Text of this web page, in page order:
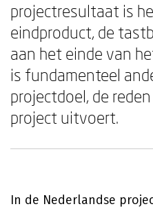
projectresultaat is
eindproduct, de
aan het einde van
is fundamenteel
projectdoel, de
project uitvoert.
In de Nederlandse